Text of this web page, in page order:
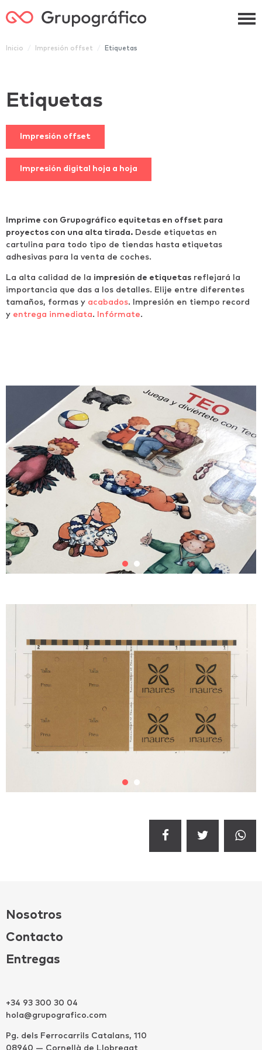
Inicio Impresión offset Etiquetas
Etiquetas
Impresión offset
Impresión digital hoja a hoja
Imprime con Grupográfico equitetas en offset para
proyectos con una alta tirada. Desde etiquetas en
cartulina para todo tipo de tiendas hasta etiquetas
adhesivas para la venta de coches.
La alta calidad de la impresión de etiquetas reflejará la
importancia que das a los detalles. Elije entre diferentes
tamaños, formas y acabados. Impresión en tiempo record
y entrega inmediata. Infórmate.
Nosotros
Contacto
Entregas
+34 93 300 30 04
hola@grupografico.com
Pg. dels Ferrocarrils Catalans, 110
08940 — Cornellà de Llobregat